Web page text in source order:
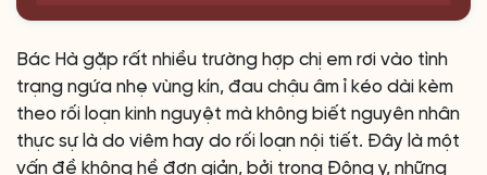
Bác Hà gặp rất nhiều trường hợp chị em rơi vào tình
trạng ngứa nhẹ vùng kín, đau chậu âm ỉ kéo dài kèm
theo rối loạn kinh nguyệt mà không biết nguyên nhân
thực sự là do viêm hay do rối loạn nội tiết. Đây là một
vấn đề không hề đơn giản, bởi trong Đông y, những